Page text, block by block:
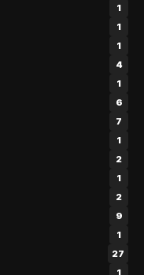
1
1
1
4
1
6
7
1
2
1
2
9
1
27